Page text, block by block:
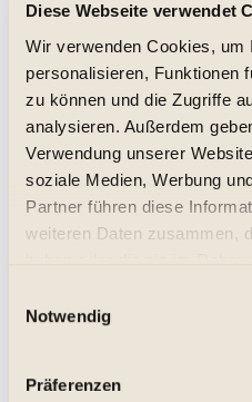
Diese Webseite verwendet
Wir verwenden Cookies, um
personalisieren, Funktionen
zu können und die Zugriffe
analysieren. Außerdem
Verwendung unserer
soziale Medien, Werbung
Partner führen diese
weiteren Daten zusammen,
Notwendig
Präferenzen
Château Fonréaud
trocken, Jg. 2017
18,95 € *
Inhalt:0.75 Liter (25,27 € * / 1 Liter)
inkl. MwSt. zzgl. Versandkosten
Lieferzeit ca. 1-3 Tage**